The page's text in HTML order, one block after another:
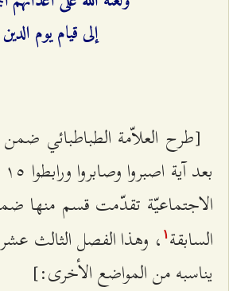
إلى قيام يوم الدين
[طرح العلاّمة الطباطبائي ضمن
الاجتماعيّة تقدّمت قسم منها
السابقة ۱ ، وهذا الفصل الثالث
يناسبه من المواضع الأخرى:]